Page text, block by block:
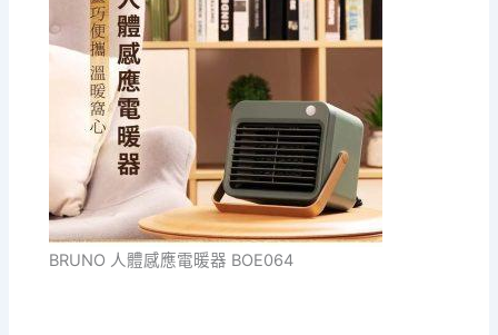
BRUNO 人體感應電暖器 BOE064